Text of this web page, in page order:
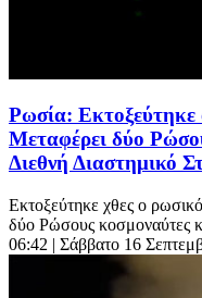
Ρωσία: Εκτοξεύτηκε
Μεταφέρει δύο
Διεθνή Διαστημικό
Eκτοξεύτηκε χθες o
δύο Ρώσους κοσμοναύτες
06:42 | Σάββατο 16